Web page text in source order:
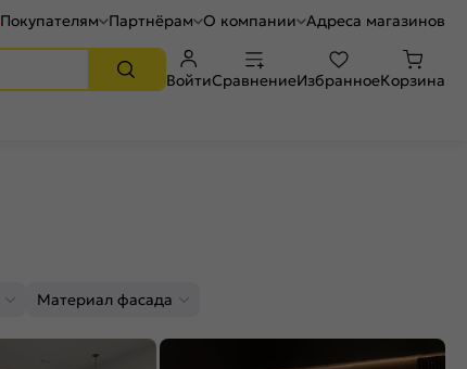
Покупателям Партнёрам О компании Адреса магазинов
ВойтиСравнениеИзбранноеКорзина
Материал фасада